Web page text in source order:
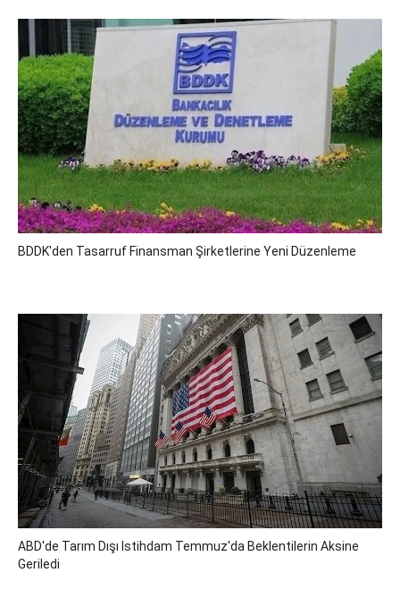
BDDK'den Tasarruf Finansman Şirketlerine Yeni Düzenleme
ABD'de Tarım Dışı Istihdam Temmuz'da Beklentilerin Aksine
Geriledi